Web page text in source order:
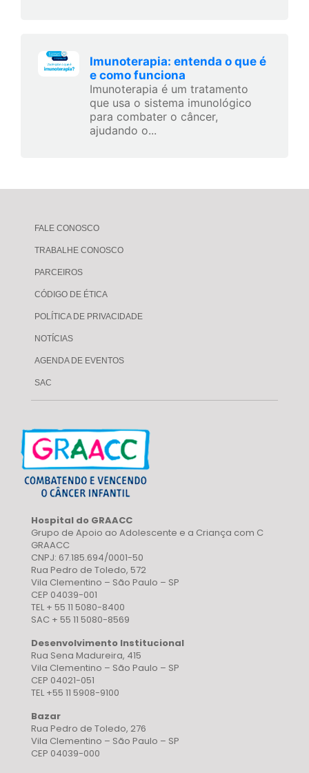
Imunoterapia: entenda o que é
e como funciona
Imunoterapia é um tratamento
que usa o sistema imunológico
para combater o câncer,
ajudando o...
FALE CONOSCO
TRABALHE CONOSCO
PARCEIROS
CÓDIGO DE ÉTICA
POLÍTICA DE PRIVACIDADE
NOTÍCIAS
AGENDA DE EVENTOS
SAC
Hospital do GRAACC
Grupo de Apoio ao Adolescente e a Criança com C
GRAACC
CNPJ: 67.185.694/0001-50
Rua Pedro de Toledo, 572
Vila Clementino – São Paulo – SP
CEP 04039-001
TEL + 55 11 5080-8400
SAC + 55 11 5080-8569
Desenvolvimento Institucional
Rua Sena Madureira, 415
Vila Clementino – São Paulo – SP
CEP 04021-051
TEL +55 11 5908-9100
Bazar
Rua Pedro de Toledo, 276
Vila Clementino – São Paulo – SP
CEP 04039-000